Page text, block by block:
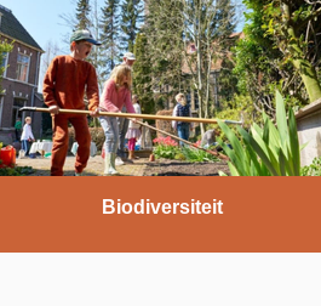
Biodiversiteit